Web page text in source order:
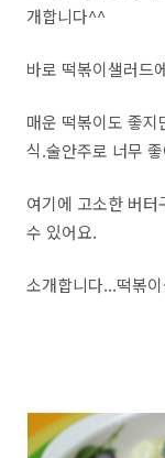
개합니다^^
바로 떡볶이샐러드
매운 떡볶이도 좋
식.술안주로 너무
여기에 고소한 버
수 있어요.
소개합니다...떡볶